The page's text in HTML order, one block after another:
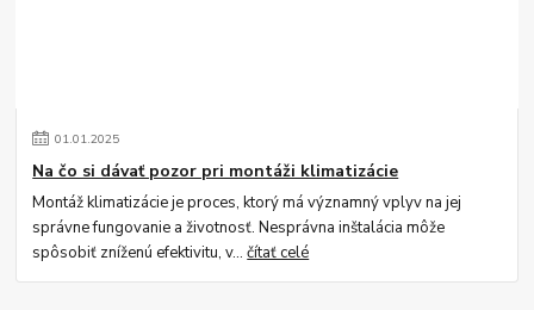
01.01.2025
Na čo si dávať pozor pri montáži klimatizácie
Montáž klimatizácie je proces, ktorý má významný vplyv na jej
správne fungovanie a životnosť. Nesprávna inštalácia môže
spôsobiť zníženú efektivitu, v...čítať celé